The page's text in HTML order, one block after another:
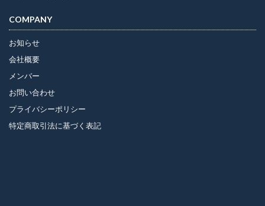
COMPANY
お知らせ
会社概要
メンバー
お問い合わせ
プライバシーポリシー
特定商取引法に基づく表記